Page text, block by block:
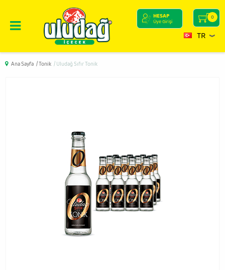
0
HESAP
Üye Girişi
TR
Ana Sayfa / Tonik / Uludağ Sıfır Tonik